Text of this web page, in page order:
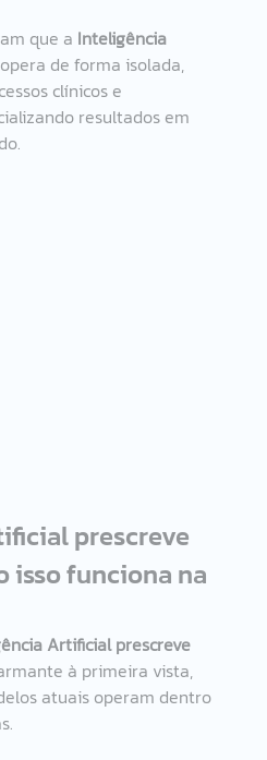
que a Inteligência
de forma isolada,
clínicos e
resultados em
prescreve
isso funciona na
Artificial prescreve
à primeira vista,
atuais operam dentro